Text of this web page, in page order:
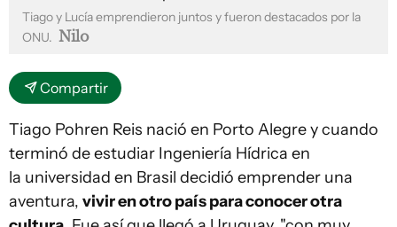
Tiago y Lucía emprendieron juntos y fueron destacados por la
ONU. Nilo
Compartir
Tiago Pohren Reis nació en Porto Alegre y cuando
terminó de estudiar Ingeniería Hídrica en
la universidad en Brasil decidió emprender una
aventura, vivir en otro país para conocer otra